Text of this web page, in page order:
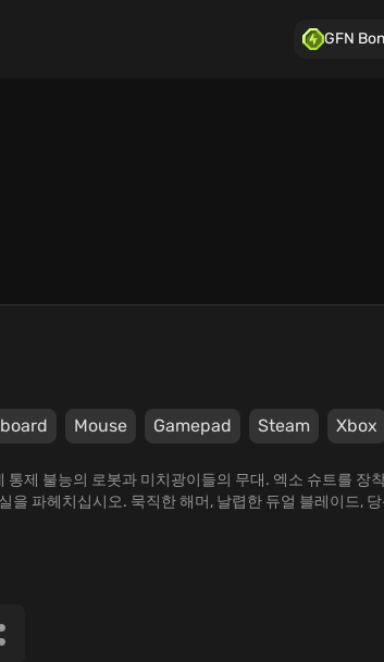
GFN
Mouse Gamepad Steam Xbox
통제 불능의 로봇과 미치광이들의 무대. 엑소 슈트를 장
을 파헤치십시오. 묵직한 해머, 날렵한 듀얼 블레이드,
유